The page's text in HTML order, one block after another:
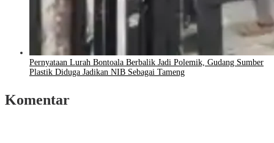
Pernyataan Lurah Bontoala Berbalik Jadi Polemik, Gudang Sumber
Plastik Diduga Jadikan NIB Sebagai Tameng
Komentar